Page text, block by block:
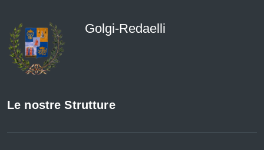
Golgi-Redaelli
Le nostre Strutture